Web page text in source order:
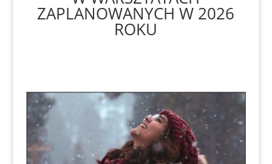
ZAPLANOWANYCH W 2026
ROKU